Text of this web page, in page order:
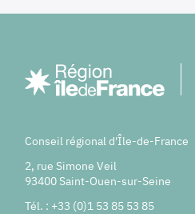
Conseil régional d'Île-de-France
2, rue Simone Veil
93400 Saint-Ouen-sur-Seine
Tél. : +33 (0)1 53 85 53 85